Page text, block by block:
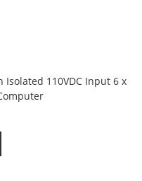
Isolated 110VDC Input 6 x